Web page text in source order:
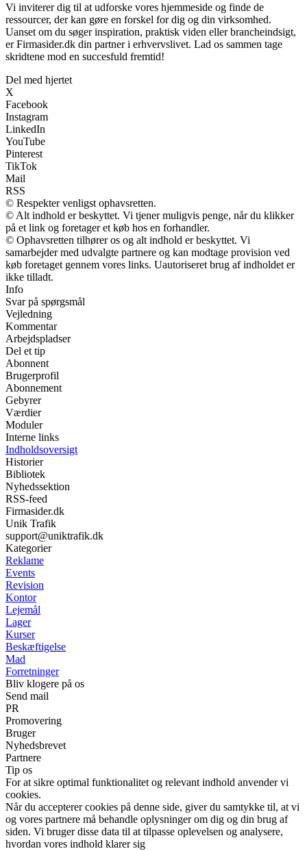
Vi inviterer dig til at udforske vores hjemmeside og finde de
ressourcer, der kan gøre en forskel for dig og din virksomhed.
Uanset om du søger inspiration, praktisk viden eller brancheindsigt,
er Firmasider.dk din partner i erhvervslivet. Lad os sammen tage
skridtene mod en succesfuld fremtid!
Del med hjertet
X
Facebook
Instagram
LinkedIn
YouTube
Pinterest
TikTok
Mail
RSS
© Respekter venligst ophavsretten.
© Alt indhold er beskyttet. Vi tjener muligvis penge, når du klikker
på et link og foretager et køb hos en forhandler.
© Ophavsretten tilhører os og alt indhold er beskyttet. Vi
samarbejder med udvalgte partnere og kan modtage provision ved
køb foretaget gennem vores links. Uautoriseret brug af indholdet er
ikke tilladt.
Info
Svar på spørgsmål
Vejledning
Kommentar
Arbejdspladser
Del et tip
Abonnent
Brugerprofil
Abonnement
Gebyrer
Værdier
Moduler
Interne links
Indholdsoversigt
Historier
Bibliotek
Nyhedssektion
RSS-feed
Firmasider.dk
Unik Trafik
support@uniktrafik.dk
Kategorier
Reklame
Events
Revision
Kontor
Lejemål
Lager
Kurser
Beskæftigelse
Mad
Forretninger
Bliv klogere på os
Send mail
PR
Promovering
Bruger
Nyhedsbrevet
Partnere
Tip os
For at sikre optimal funktionalitet og relevant indhold anvender vi
cookies.
Når du accepterer cookies på denne side, giver du samtykke til, at vi
og vores partnere må behandle oplysninger om dig og din brug af
siden. Vi bruger disse data til at tilpasse oplevelsen og analysere,
hvordan vores indhold klarer sig